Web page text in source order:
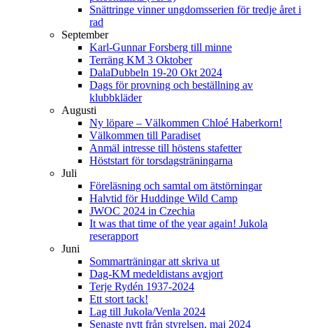
Snättringe vinner ungdomsserien för tredje året i
rad
September
Karl-Gunnar Forsberg till minne
Terräng KM 3 Oktober
DalaDubbeln 19-20 Okt 2024
Dags för provning och beställning av
klubbkläder
Augusti
Ny löpare – Välkommen Chloé Haberkorn!
Välkommen till Paradiset
Anmäl intresse till höstens stafetter
Höststart för torsdagsträningarna
Juli
Föreläsning och samtal om ätstörningar
Halvtid för Huddinge Wild Camp
JWOC 2024 in Czechia
It was that time of the year again! Jukola
reserapport
Juni
Sommarträningar att skriva ut
Dag-KM medeldistans avgjort
Terje Rydén 1937-2024
Ett stort tack!
Lag till Jukola/Venla 2024
Senaste nytt från styrelsen, maj 2024